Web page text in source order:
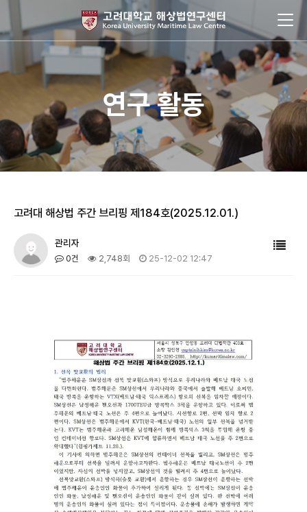
연구 활동
고려대 해상법 주간 브리핑 제184호(2025.12.01.)
관리자
0건 2,748회 25-12-02 12:47